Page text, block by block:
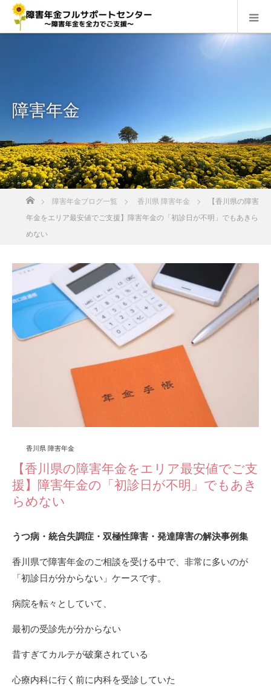
障害年金
障害年金ブログ一覧 香川県 障害年金
【香川県の障害
年金をエリア最安値でご支援】障害年金の「初診日が不明」でもあきら
めない
香川県 障害年金
【香川県の障害年金をエリア最安値でご支
援】障害年金の「初診日が不明」でもあき
らめない
うつ病・統合失調症・双極性障害・発達障害の解決事例集
香川県で障害年金のご相談を受ける中で、非常に多いのが
「初診日が分からない」ケースです。
病院を転々としていて、
最初の受診先が分からない
昔すぎてカルテが破棄されている
心療内科に行く前に内科を受診していた